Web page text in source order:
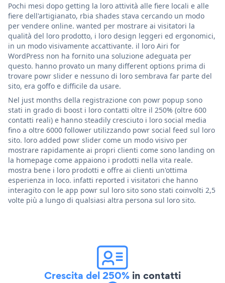
Pochi mesi dopo getting la loro attività alle fiere locali e alle
fiere dell'artigianato, rbia shades stava cercando un modo
per vendere online. wanted per mostrare ai visitatori la
qualità del loro prodotto, i loro design leggeri ed ergonomici,
in un modo visivamente accattivante. il loro Airi for
WordPress non ha fornito una soluzione adeguata per
questo. hanno provato un many different options prima di
trovare powr slider e nessuno di loro sembrava far parte del
sito, era goffo e difficile da usare.
Nel just months della registrazione con powr popup sono
stati in grado di boost i loro contatti oltre il 250% (oltre 600
contatti reali) e hanno steadily cresciuto i loro social media
fino a oltre 6000 follower utilizzando powr social feed sul loro
sito. loro added powr slider come un modo visivo per
mostrare rapidamente ai propri clienti come sono landing on
la homepage come appaiono i prodotti nella vita reale.
mostra bene i loro prodotti e offre ai clienti un'ottima
esperienza in loco. infatti reported i visitatori che hanno
interagito con le app powr sul loro sito sono stati coinvolti 2,5
volte più a lungo di qualsiasi altra persona sul loro sito.
Crescita del 250% in contatti